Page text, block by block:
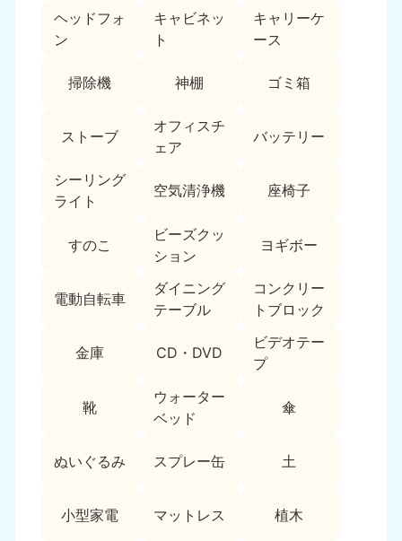
ヘッドフォ
ン
キャビネッ
ト
キャリーケ
ース
掃除機 神棚 ゴミ箱
ストーブ
オフィスチ
ェア
バッテリー
シーリング
ライト
空気清浄機 座椅子
すのこ
ビーズクッ
ション
ヨギボー
電動自転車
ダイニング
テーブル
コンクリー
トブロック
金庫 CD・DVD
ビデオテー
プ
靴
ウォーター
ベッド
傘
ぬいぐるみ スプレー缶 土
小型家電 マットレス 植木
福島県
050-1881-5271
東京都
050-1881-5265
9:00〜19:00 年中無休
神奈川県
050-1881-5268
9:00〜19:00 年中無休
050-1881-5266
9:00〜19:00 年中無休
栃木県
050-1881-5270
茨城県
050-1881-5269
9:00〜19:00 年中無休
050-1881-5267
9:00〜19:00 年中無休
050-1881-5255
9:00〜19:00 年中無休
050-1881-5259
9:00〜19:00 年中無休